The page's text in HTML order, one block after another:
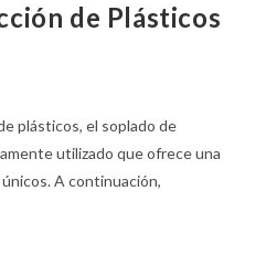
de Plásticos
plásticos, el soplado de
utilizado que ofrece una
A continuación,